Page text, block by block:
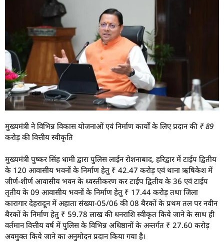
मुख्यमंत्री ने विभिन्न विकास योजनाओं एवं निर्माण कार्यों के लिए प्रदान की ₹ 89
करोड़ की वित्तीय स्वीकृति
मुख्यमंत्री पुष्कर सिंह धामी द्वारा पुलिस लाईन रोशनाबाद, हरिद्वार में टाईप द्वितीय
के 120 आवासीय भवनों के निर्माण हेतु ₹ 42.47 करोड़ एवं थाना ऋषिकेश में
जीर्ण-शीर्ण आवासीय भवन के ध्वस्तीकरण कर टाईप द्वितीय के 36 एवं टाईप
तृतीय के 09 आवासीय भवनों के निर्माण हेतु ₹ 17.44 करोड़ तथा जिला
कारागार देहरादून में अहाता संख्या-05/06 की 08 बैरकों के प्रथम तल पर नवीन
बैरकों के निर्माण हेतु ₹ 59.78 लाख की धनराशि स्वीकृत किये जाने के साथ ही
वर्तमान वित्तीय वर्ष में पुलिस के विभिन्न अधिष्ठानों के अन्तर्गत ₹ 27.60 करोड़
अवमुक्त किये जाने का अनुमोदन प्रदान किया गया है।